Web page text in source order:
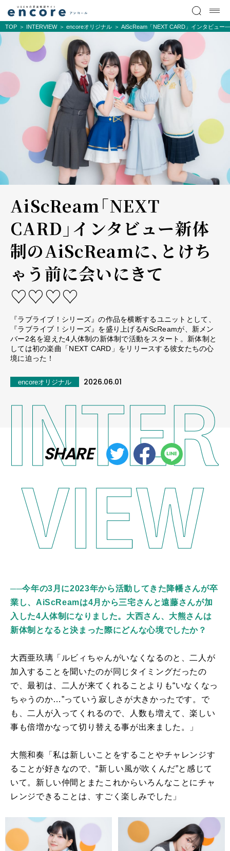
TOP INTERVIEW encoreオリジナル AiScReam「NEXT CARD」インタビュ
AiScReam「NEXT
CARD」インタビュー――新体
制のAiScReamに、とけち
ゃう前に会いにきて
♡♡♡♡
『ラブライブ！シリーズ』の作品を横断するユニットとして、
『ラブライブ！シリーズ』を盛り上げるAiScReamが、新メン
バー2名を迎えた4人体制の新体制で活動をスタート。新体制と
しては初の楽曲「NEXT CARD」をリリースする彼女たちの心
境に迫った！
encoreオリジナル 2026.06.01
SHARE
──今年の3月に2023年から活動してきた降幡さんが卒
業し、AiScReamは4月から三宅さんと遠藤さんが加
入した4人体制になりました。大西さん、大熊さんは
新体制となると決まった際にどんな心境でしたか？
大西亜玖璃「ルビィちゃんがいなくなるのと、二人が
加入することを聞いたのが同じタイミングだったの
で、最初は、二人が来てくれることよりも“いなくなっ
ちゃうのか…”っていう寂しさが大きかったです。で
も、二人が入ってくれるので、人数も増えて、楽しい
事も倍増かなって切り替える事が出来ました。」
大熊和奏「私は新しいことをすることやチャレンジす
ることが好きなので、“新しい風が吹くんだ”と感じて
いて。新しい仲間とまたこれからいろんなことにチャ
レンジできることは、すごく楽しみでした」